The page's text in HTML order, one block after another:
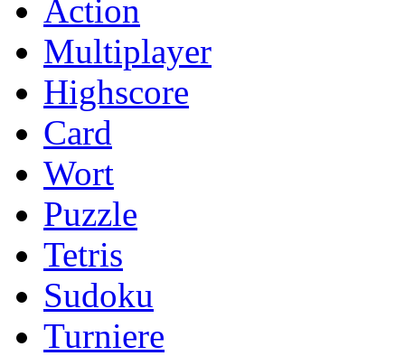
Action
Multiplayer
Highscore
Card
Wort
Puzzle
Tetris
Sudoku
Turniere